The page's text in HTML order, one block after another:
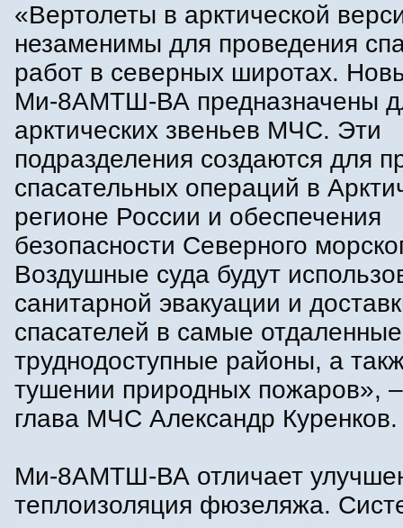
«Вертолеты в арктической
незаменимы для проведения
работ в северных широтах.
Ми-8АМТШ-ВА предназначены
арктических звеньев МЧС. Эти
подразделения создаются для
спасательных операций в
регионе России и обеспечения
безопасности Северного
Воздушные суда будут
санитарной эвакуации и
спасателей в самые
труднодоступные районы, а
тушении природных пожаров»,
глава МЧС Александр Куренков.
Ми-8АМТШ-ВА отличает
теплоизоляция фюзеляжа.